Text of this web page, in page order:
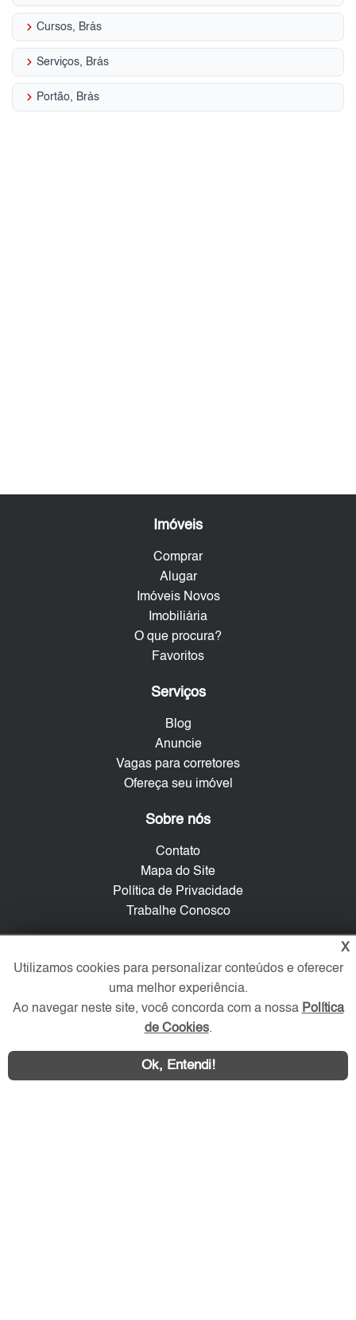
keyboard_arrow_right Cursos, Brás
keyboard_arrow_right Serviços, Brás
keyboard_arrow_right Portão, Brás
Imóveis
Comprar
Alugar
Imóveis Novos
Imobiliária
O que procura?
Favoritos
Serviços
Blog
Anuncie
Vagas para corretores
Ofereça seu imóvel
Sobre nós
Contato
Mapa do Site
Política de Privacidade
Trabalhe Conosco
Redes Sociais
X
Utilizamos cookies para personalizar conteúdos e oferecer
uma melhor experiência.
Ao navegar neste site, você concorda com a nossa Política
de Cookies.
Ok, Entendi!